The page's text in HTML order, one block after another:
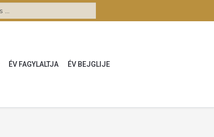
ÉV FAGYLALTJA ÉV BEJGLIJE